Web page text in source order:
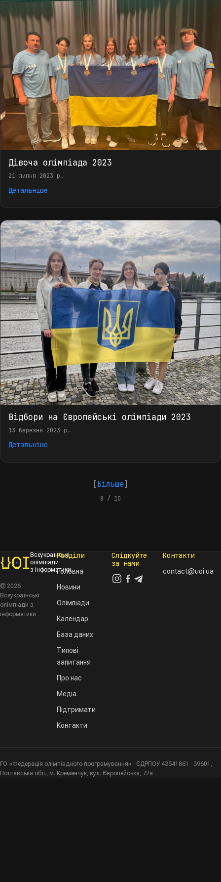
Дівоча олімпіада 2023
21 липня 2023 р.
Детальніше
Відбори на Європейські олімпіади 2023
13 березня 2023 р.
Детальніше
[ Більше ]
8 / 10
Всеукраїнські
олімпіади
з інформатики
© 2026
Всеукраїнські
олімпіади з
інформатики
Розділи
Головна
Новини
Олімпіади
Календар
База даних
Типові
запитання
Про нас
Медіа
Підтримати
Контакти
Слідкуйте
за нами
Контакти
contact@uoi.ua
ГО «Федерація олімпіадного програмування» · ЄДРПОУ 43541861 · 39601,
Полтавська обл., м. Кременчук, вул. Європейська, 72а